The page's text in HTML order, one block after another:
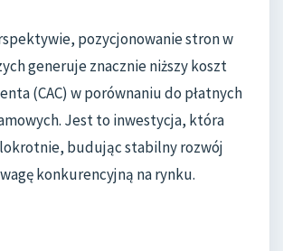
pozycjonowanie stron w
generuje znacznie niższy koszt
(CAC) w porównaniu do płatnych
Jest to inwestycja, która
budując stabilny rozwój
konkurencyjną na rynku.